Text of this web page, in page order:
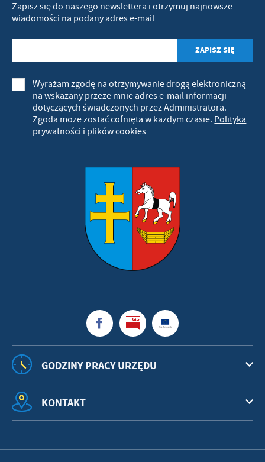
Zapisz się do naszego newslettera i otrzymuj najnowsze
wiadomości na podany adres e-mail
Wyrażam zgodę na otrzymywanie drogą elektroniczną
na wskazany przeze mnie adres e-mail informacji
dotyczących świadczonych przez Administratora.
Zgoda może zostać cofnięta w każdym czasie. Polityka
prywatności i plików cookies
GODZINY PRACY URZĘDU
KONTAKT